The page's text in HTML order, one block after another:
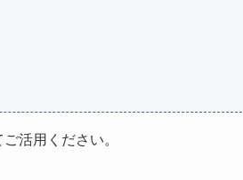
活用ください。